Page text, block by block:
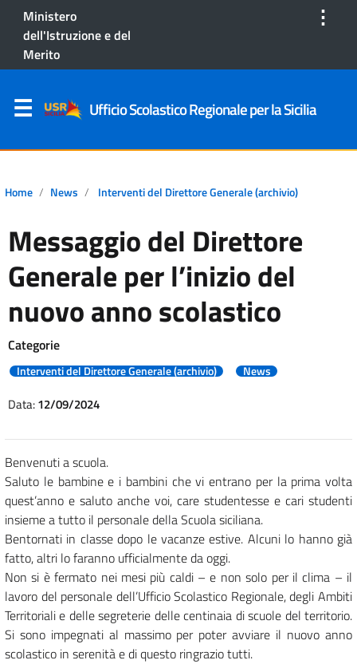
Ministero
dell'Istruzione e del
Merito
⋮
Ufficio Scolastico Regionale per la Sicilia
Home News Interventi del Direttore Generale (archivio)
Messaggio del Direttore
Generale per l’inizio del
nuovo anno scolastico
Categorie
Interventi del Direttore Generale (archivio) News
Data:12/09/2024
Benvenuti a scuola.
Saluto le bambine e i bambini che vi entrano per la prima volta
quest’anno e saluto anche voi, care studentesse e cari studenti
insieme a tutto il personale della Scuola siciliana.
Bentornati in classe dopo le vacanze estive. Alcuni lo hanno già
fatto, altri lo faranno ufficialmente da oggi.
Non si è fermato nei mesi più caldi – e non solo per il clima – il
lavoro del personale dell’Ufficio Scolastico Regionale, degli Ambiti
Territoriali e delle segreterie delle centinaia di scuole del territorio.
Si sono impegnati al massimo per poter avviare il nuovo anno
scolastico in serenità e di questo ringrazio tutti.